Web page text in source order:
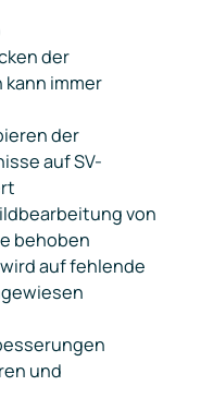
der
immer
der
auf SV-
von
behoben
auf fehlende
und